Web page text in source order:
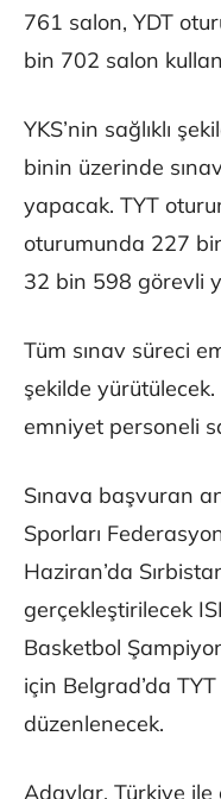
761 salon, YDT
bin 702 salon
YKS’nin sağlıklı
binin üzerinde
yapacak. TYT
oturumunda 227
32 bin 598 görevli
Tüm sınav süreci
şekilde
emniyet personeli
Sınava başvuran
Sporları
Haziran’da
gerçekleştirilecek
Basketbol
için Belgrad’da
düzenlenecek.
Adaylar, Türkiye ile